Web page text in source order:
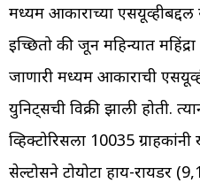
मध्यम आकाराच्या
इच्छितो की जून महिन्यात
जाणारी मध्यम आकाराची
युनिट्सची विक्री झाली होती.
व्हिक्टोरिसला 10035
सेल्टोसने टोयोटा हाय-रायडर